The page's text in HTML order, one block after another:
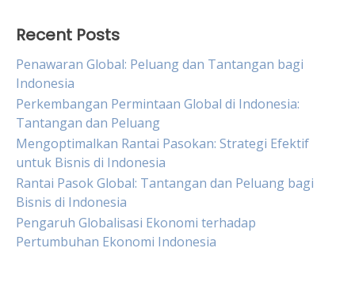
Recent Posts
Penawaran Global: Peluang dan Tantangan bagi
Indonesia
Perkembangan Permintaan Global di Indonesia:
Tantangan dan Peluang
Mengoptimalkan Rantai Pasokan: Strategi Efektif
untuk Bisnis di Indonesia
Rantai Pasok Global: Tantangan dan Peluang bagi
Bisnis di Indonesia
Pengaruh Globalisasi Ekonomi terhadap
Pertumbuhan Ekonomi Indonesia